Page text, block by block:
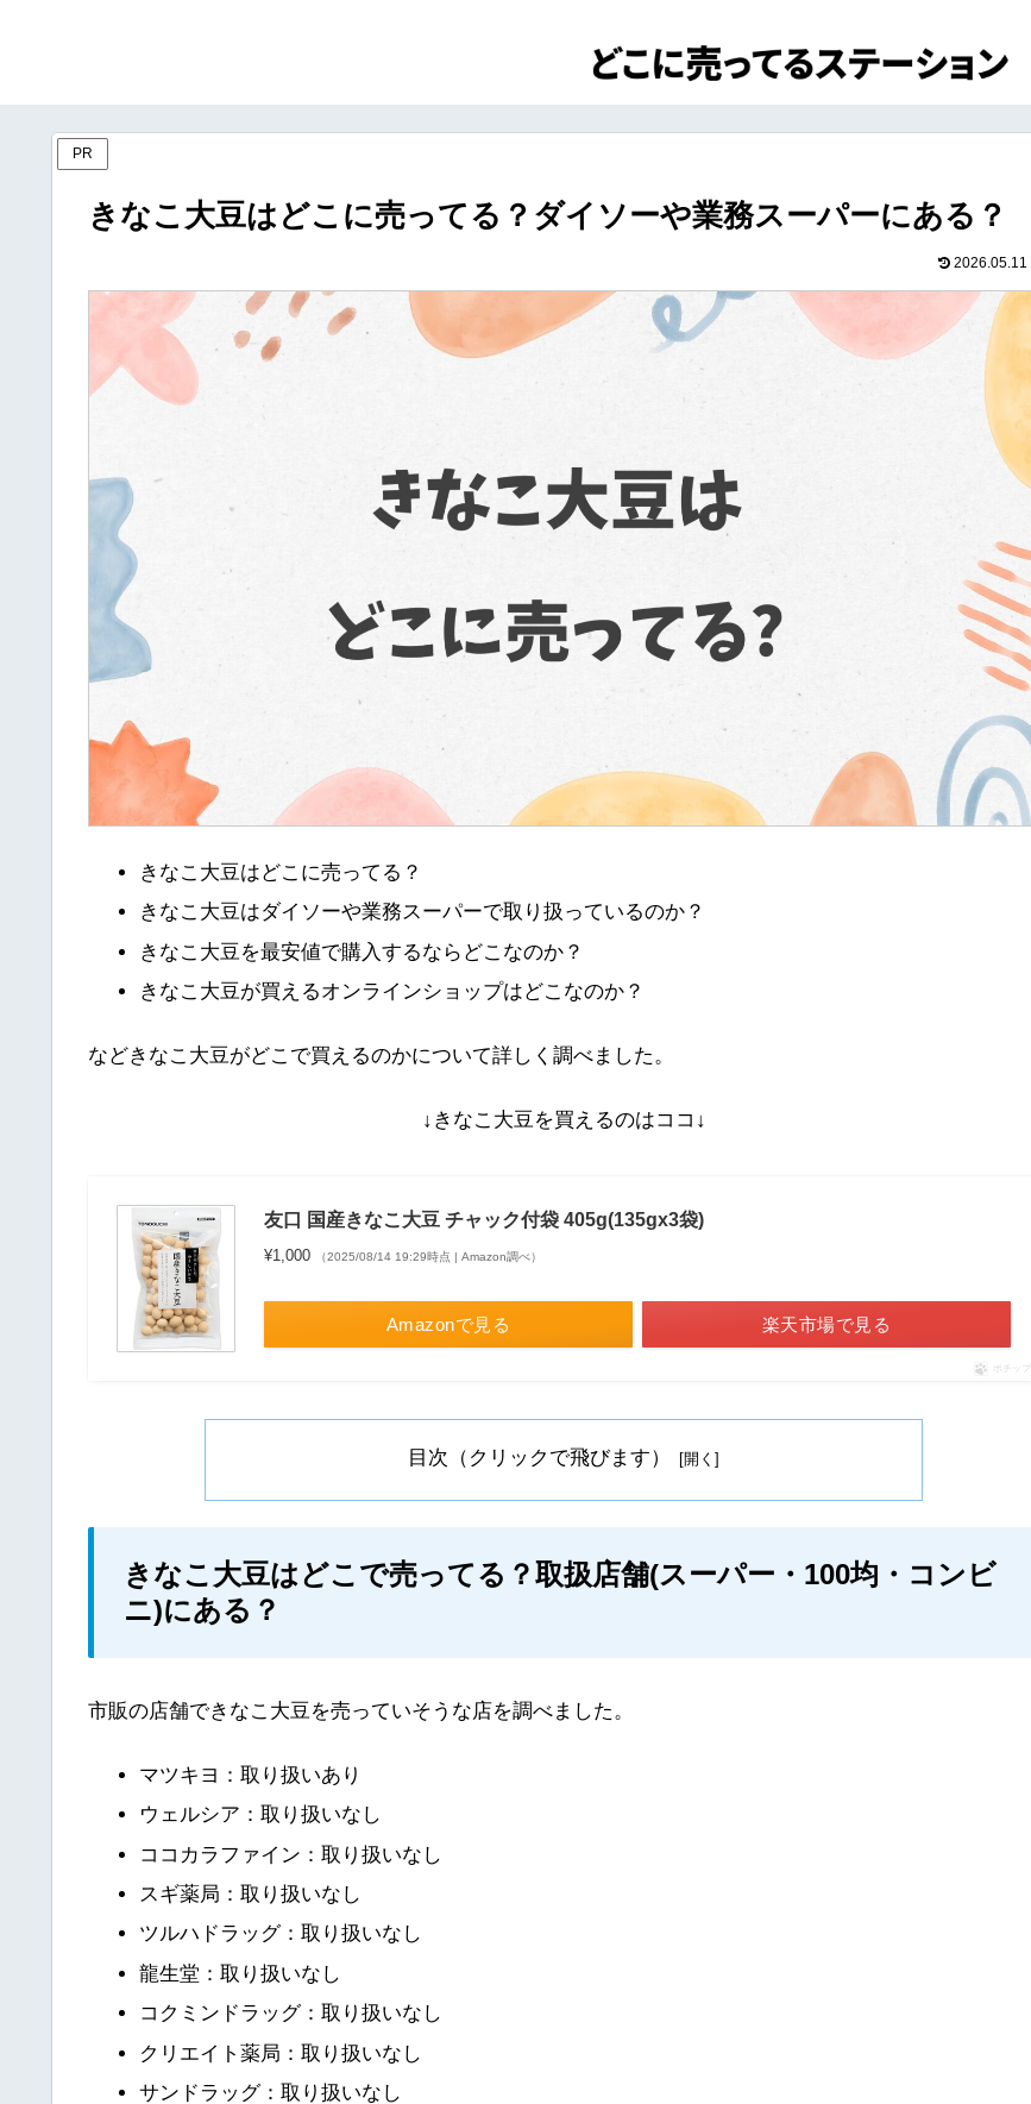
PR
きなこ大豆はどこに売ってる？ダイソーや業務スーパーにある？
2026.05.11
きなこ大豆はどこに売ってる？
きなこ大豆はダイソーや業務スーパーで取り扱っているのか？
きなこ大豆を最安値で購入するならどこなのか？
きなこ大豆が買えるオンラインショップはどこなのか？
などきなこ大豆がどこで買えるのかについて詳しく調べました。
↓きなこ大豆を買えるのはココ↓
友口 国産きなこ大豆 チャック付袋 405g(135gx3袋)
¥1,000 （2025/08/14 19:29時点 | Amazon調べ）
Amazonで見る 楽天市場で見る
ポチップ
目次（クリックで飛びます）
きなこ大豆はどこで売ってる？取扱店舗(スーパー・100均・コンビ
ニ)にある？
市販の店舗できなこ大豆を売っていそうな店を調べました。
マツキヨ：取り扱いあり
ウェルシア：取り扱いなし
ココカラファイン：取り扱いなし
スギ薬局：取り扱いなし
ツルハドラッグ：取り扱いなし
龍生堂：取り扱いなし
コクミンドラッグ：取り扱いなし
クリエイト薬局：取り扱いなし
サンドラッグ：取り扱いなし